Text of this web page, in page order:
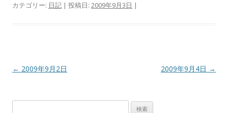
カテゴリー: 日記 | 投稿日: 2009年9月3日 |
投
← 2009年9月2日 2009年9月4日 →